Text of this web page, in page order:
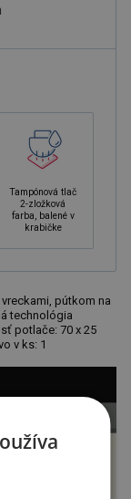
Tampónová tlač
2-zložková
farba, balené v
krabičke
pútkom na
technológia
potlače: 70 x 25
v ks: 1